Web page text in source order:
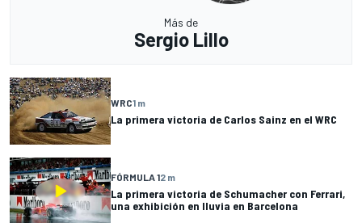
Más de
Sergio Lillo
WRC1 m
La primera victoria de Carlos Sainz en el WRC
FÓRMULA 12 m
La primera victoria de Schumacher con Ferrari,
una exhibición en lluvia en Barcelona